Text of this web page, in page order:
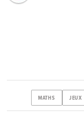
MATHS JEUX